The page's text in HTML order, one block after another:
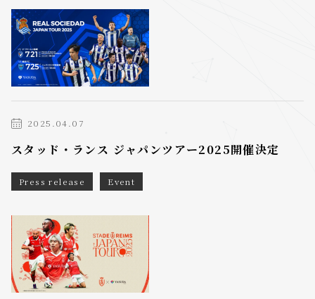
2025.04.07
スタッド・ランス ジャパンツアー2025開催決定
Press release Event